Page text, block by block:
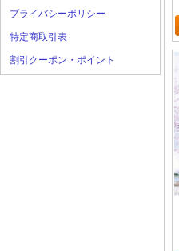
プライバシーポリシー
特定商取引表
割引クーポン・ポイント